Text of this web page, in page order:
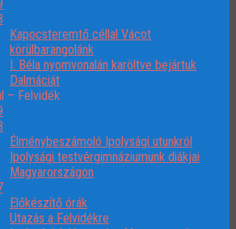
Kapocsteremtő céllal Vácot
körülbarangolánk
I. Béla nyomvonalán karöltve bejártuk
Dalmáciát
– Felvidék
Élménybeszámoló Ipolysági utunkról
Ipolysági testvérgimnáziumunk diákjai
Magyarországon
Előkészítő órák
Utazás a Felvidékre